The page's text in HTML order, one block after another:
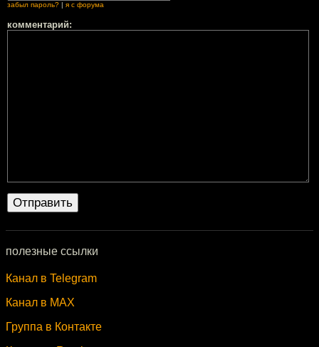
забыл пароль? | я с форума
комментарий:
полезные ссылки
Канал в Telegram
Канал в MAX
Группа в Контакте